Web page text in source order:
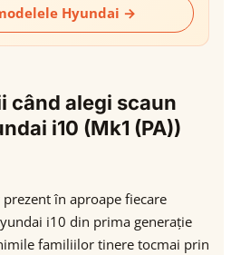
Hyundai →
când alegi scaun
i10 (Mk1 (PA))
în aproape fiecare
i10 din prima generație
familiilor tinere tocmai prin